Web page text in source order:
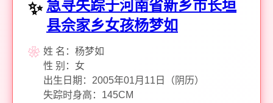
急寻失踪于河南省新乡市长垣
县佘家乡女孩杨梦如
姓 名：杨梦如
性 别：女
出生日期：2005年01月11日（阴历）
失踪时身高：145CM